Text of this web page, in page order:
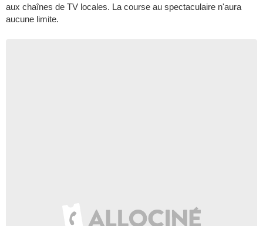
aux chaînes de TV locales. La course au spectaculaire n'aura
aucune limite.